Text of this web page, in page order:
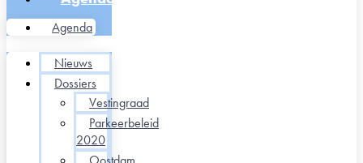
Agenda
Nieuws
Dossiers
Vestingraad
Parkeerbeleid
2020